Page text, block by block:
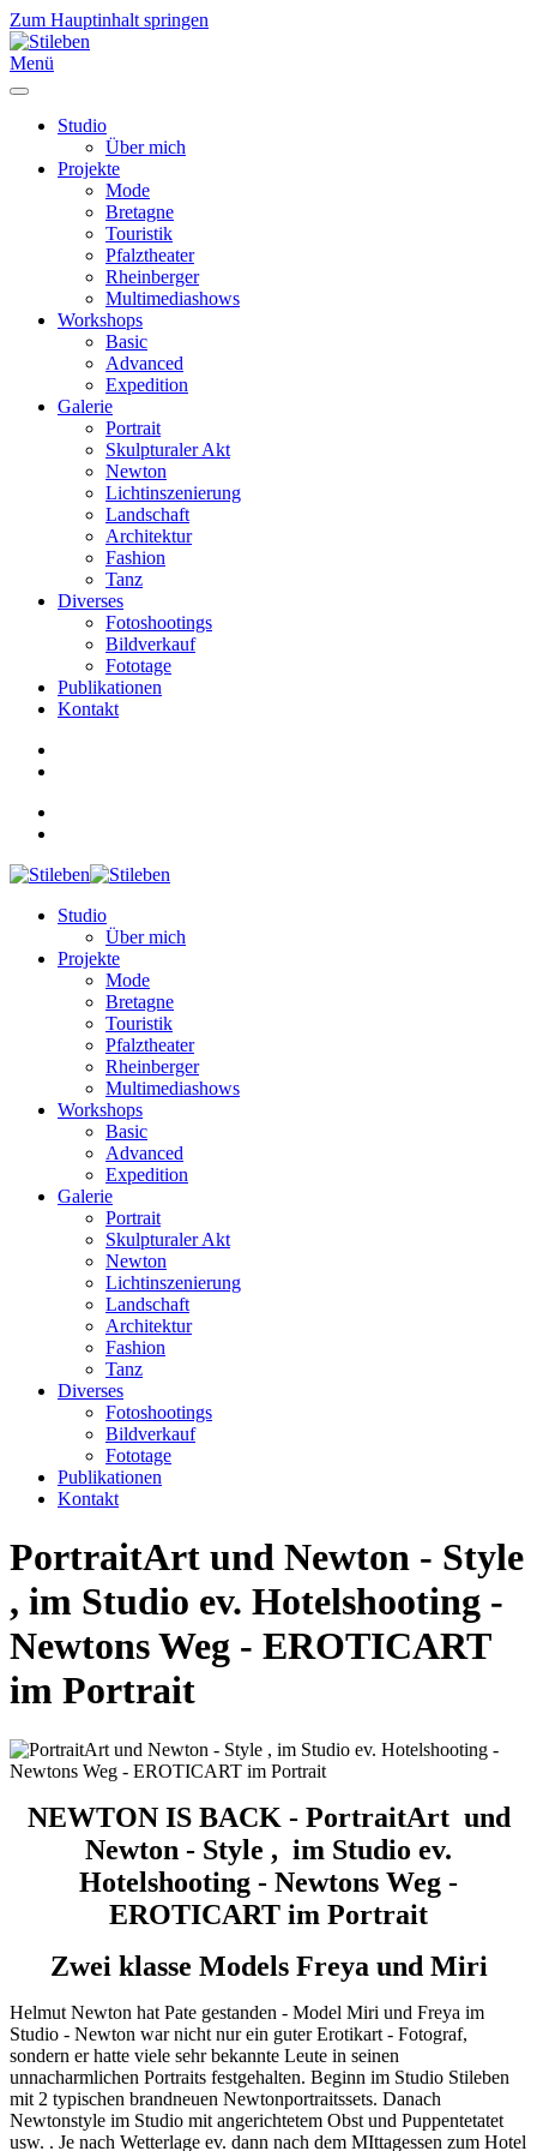
Zum Hauptinhalt springen
Menü
Studio
Über mich
Projekte
Mode
Bretagne
Touristik
Pfalztheater
Rheinberger
Multimediashows
Workshops
Basic
Advanced
Expedition
Galerie
Portrait
Skulpturaler Akt
Newton
Lichtinszenierung
Landschaft
Architektur
Fashion
Tanz
Diverses
Fotoshootings
Bildverkauf
Fototage
Publikationen
Kontakt
Studio
Über mich
Projekte
Mode
Bretagne
Touristik
Pfalztheater
Rheinberger
Multimediashows
Workshops
Basic
Advanced
Expedition
Galerie
Portrait
Skulpturaler Akt
Newton
Lichtinszenierung
Landschaft
Architektur
Fashion
Tanz
Diverses
Fotoshootings
Bildverkauf
Fototage
Publikationen
Kontakt
PortraitArt und Newton - Style
, im Studio ev. Hotelshooting -
Newtons Weg - EROTICART
im Portrait
NEWTON IS BACK - PortraitArt und
Newton - Style , im Studio ev.
Hotelshooting - Newtons Weg -
EROTICART im Portrait
Zwei klasse Models Freya und Miri
Helmut Newton hat Pate gestanden - Model Miri und Freya im
Studio - Newton war nicht nur ein guter Erotikart - Fotograf,
sondern er hatte viele sehr bekannte Leute in seinen
unnacharmlichen Portraits festgehalten. Beginn im Studio Stileben
mit 2 typischen brandneuen Newtonportraitssets. Danach
Newtonstyle im Studio mit angerichtetem Obst und Puppentetatet
usw. . Je nach Wetterlage ev. dann nach dem MIttagessen zum Hotel